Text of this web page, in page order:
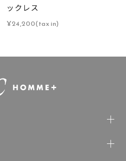
ックレス
¥24,200(tax in)